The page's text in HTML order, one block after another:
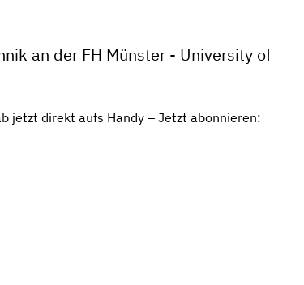
an der FH Münster - University of
jetzt direkt aufs Handy – Jetzt abonnieren: